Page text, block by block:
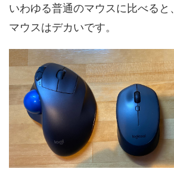
いわゆる普通のマウスに比べる
マウスはデカいです。